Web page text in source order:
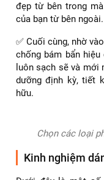
đẹp từ bên trong
của bạn từ bên ngoài.
✅ Cuối cùng, nhờ
chống bám bẩn
luôn sạch sẽ và mới
dưỡng định kỳ, tiết
hữu.
Chọn các loại
Kinh nghiệm